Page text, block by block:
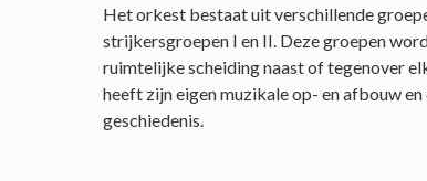
Het orkest bestaat uit verschillende
strijkersgroepen I en II. Deze groepen
ruimtelijke scheiding naast of tegenover
heeft zijn eigen muzikale op- en afbouw
geschiedenis.